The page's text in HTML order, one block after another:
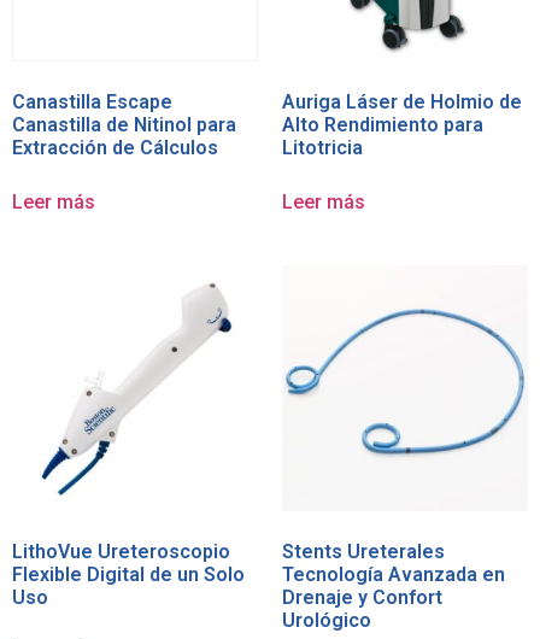
Canastilla Escape
Canastilla de Nitinol para
Extracción de Cálculos
Leer más
Auriga Láser de Holmio de
Alto Rendimiento para
Litotricia
Leer más
LithoVue Ureteroscopio
Flexible Digital de un Solo
Uso
Stents Ureterales
Tecnología Avanzada en
Drenaje y Confort
Urológico